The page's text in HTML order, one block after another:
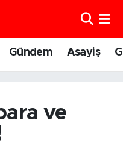
Gündem Asayiş
ve
Haritası